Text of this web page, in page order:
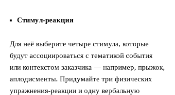
Стимул-реакция
Для неё выберите четыре стимула, которые
будут ассоциироваться с тематикой события
или контекстом заказчика — например, прыжок,
аплодисменты. Придумайте три физических
упражнения-реакции и одну вербальную